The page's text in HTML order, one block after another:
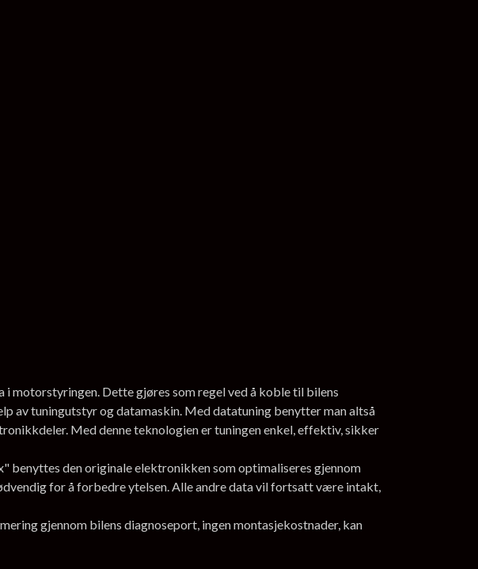
Dette gjøres som regel ved å koble til bilens
av tuningutstyr og datamaskin. Med datatuning benytter man altså
Med denne teknologien er tuningen enkel, effektiv, sikker
benyttes den originale elektronikken som optimaliseres gjennom
for å forbedre ytelsen. Alle andre data vil fortsatt være intakt,
gjennom bilens diagnoseport, ingen montasjekostnader, kan